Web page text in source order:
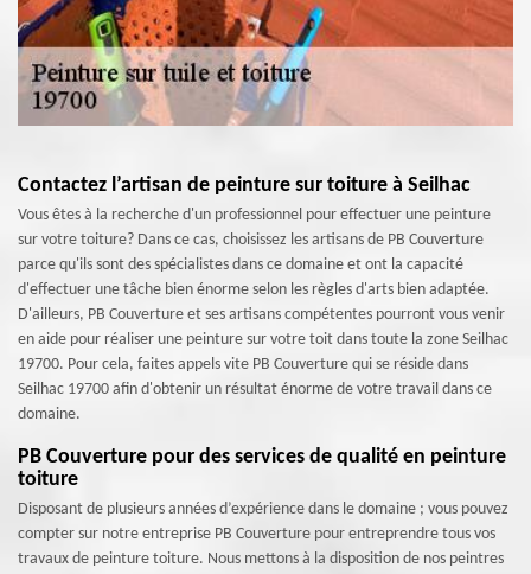
Contactez l’artisan de peinture sur toiture à Seilhac
Vous êtes à la recherche d'un professionnel pour effectuer une peinture
sur votre toiture? Dans ce cas, choisissez les artisans de PB Couverture
parce qu'ils sont des spécialistes dans ce domaine et ont la capacité
d'effectuer une tâche bien énorme selon les règles d'arts bien adaptée.
D'ailleurs, PB Couverture et ses artisans compétentes pourront vous venir
en aide pour réaliser une peinture sur votre toit dans toute la zone Seilhac
19700. Pour cela, faites appels vite PB Couverture qui se réside dans
Seilhac 19700 afin d'obtenir un résultat énorme de votre travail dans ce
domaine.
PB Couverture pour des services de qualité en peinture
toiture
Disposant de plusieurs années d’expérience dans le domaine ; vous pouvez
compter sur notre entreprise PB Couverture pour entreprendre tous vos
travaux de peinture toiture. Nous mettons à la disposition de nos peintres